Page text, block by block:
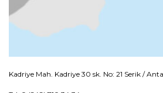
Kadriye Mah. Kadriye 30 sk. No: 21 Serik /